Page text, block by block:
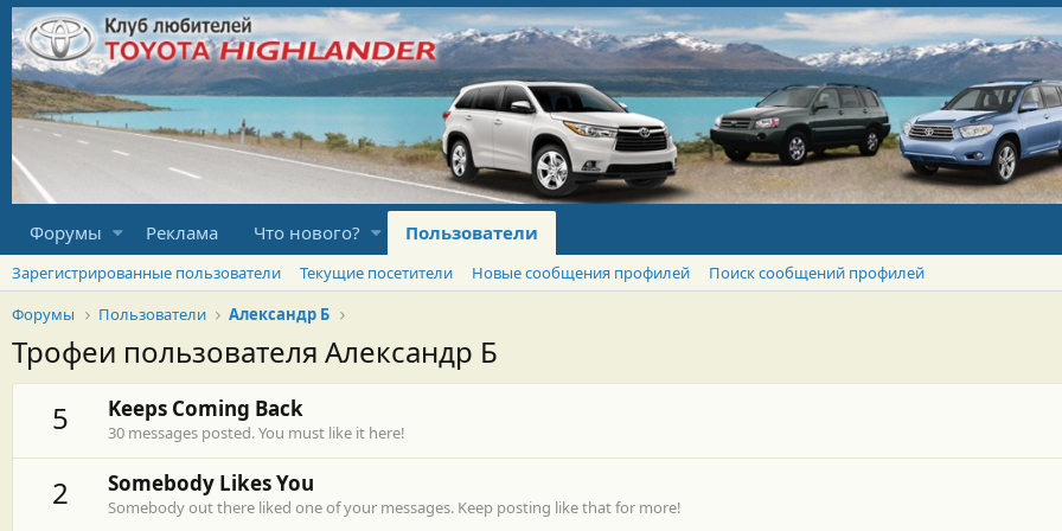
Форумы Реклама Что нового? Пользователи
Зарегистрированные пользователи Текущие посетители Новые сообщения профилей
Поиск сообщений профилей
Форумы
Пользователи Александр Б
Трофеи пользователя Александр Б
5
Keeps Coming Back
30 messages posted. You must like it here!
2 Somebody Likes You
Somebody out there liked one of your messages. Keep posting like that for more!